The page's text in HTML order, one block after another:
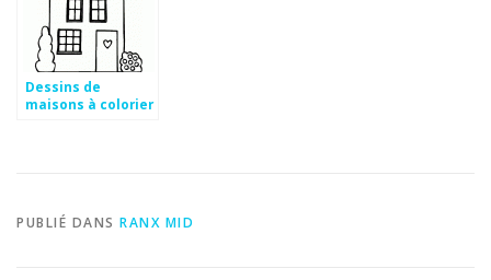
Dessins de
maisons à colorier
PUBLIÉ DANS RANX MID